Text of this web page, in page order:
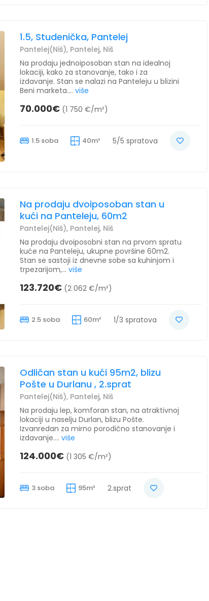
1.5, Studenička, Pantelej
Pantelej(Niš), Pantelej, Niš
Na prodaju jednoiposoban stan na idealnoj
lokaciji, kako za stanovanje, tako i za
izdavanje. Stan se nalazi na Panteleju u blizini
Beni marketa.... više
70.000€ (1 750 €/m²)
1.5 soba 40m² 5/5 spratova
Na prodaju dvoiposoban stan u
kući na Panteleju, 60m2
Pantelej(Niš), Pantelej, Niš
Na prodaju dvoiposobni stan na prvom spratu
kuće na Panteleju, ukupne površine 60m2.
Stan se sastoji iz dnevne sobe sa kuhinjom i
trpezarijom,... više
123.720€ (2 062 €/m²)
2.5 soba 60m² 1/3 spratova
Odličan stan u kući 95m2, blizu
Pošte u Durlanu , 2.sprat
Pantelej(Niš), Pantelej, Niš
Na prodaju lep, komforan stan, na atraktivnoj
lokaciji u naselju Durlan, blizu Pošte.
Izvanredan za mirno porodično stanovanje i
izdavanje.... više
124.000€ (1 305 €/m²)
3 soba 95m² 2.sprat